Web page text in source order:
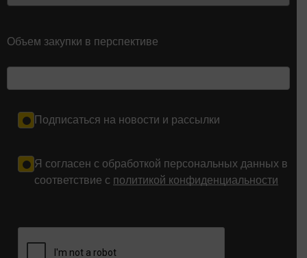
Объем закупки в перспективе
Подписаться на новости и рассылки
Я согласен с обработкой персональных данных в
соответствие с политикой конфиденциальности